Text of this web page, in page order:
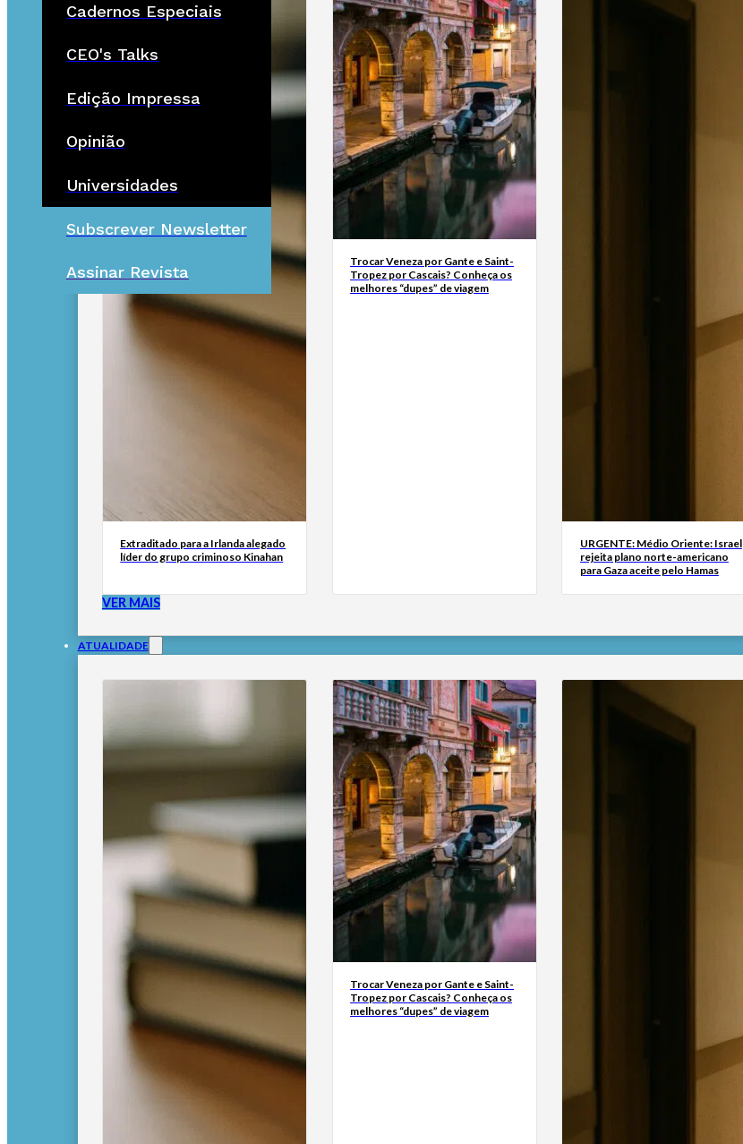
Cadernos Especiais
CEO's Talks
Edição Impressa
Opinião
Universidades
Subscrever Newsletter
Assinar Revista
Extraditado para a Irlanda alegado
líder do grupo criminoso Kinahan
Trocar Veneza por Gante e Saint-
Tropez por Cascais? Conheça os
melhores “dupes” de viagem
URGENTE: Médio Oriente: Israel
rejeita plano norte-americano
para Gaza aceite pelo Hamas
VER MAIS
ATUALIDADE
Trocar Veneza por Gante e Saint-
Tropez por Cascais? Conheça os
melhores “dupes” de viagem